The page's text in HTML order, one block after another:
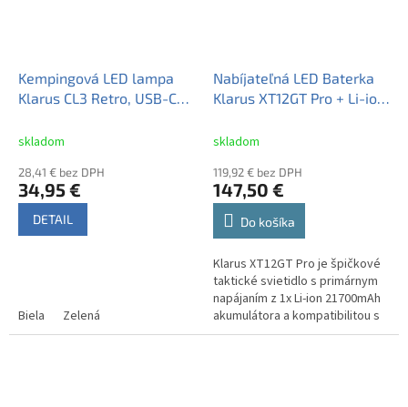
Kempingová LED lampa
Klarus CL3 Retro, USB-C
skladom
28,41 € bez DPH
34,95 €
DETAIL
Biela Zelená
Nabíjateľná LED Baterka
Klarus XT12GT Pro + Li-ion
15A 3,6V, FULL SET
skladom
119,92 € bez DPH
147,50 €
Do košíka
Klarus XT12GT Pro je špičkové
taktické svietidlo s primárnym
napájaním z 1x Li-ion 21700mAh
akumulátora a kompatibilitou s
ďalšími typmi, ako sú 18650,